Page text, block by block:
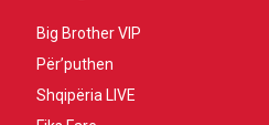
Big Brother VIP
Për’puthen
Shqipëria LIVE